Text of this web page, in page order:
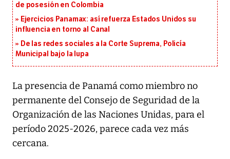
de posesión en Colombia
Ejercicios Panamax: así refuerza Estados Unidos su
influencia en torno al Canal
De las redes sociales a la Corte Suprema, Policía
Municipal bajo la lupa
La presencia de Panamá como miembro no
permanente del Consejo de Seguridad de la
Organización de las Naciones Unidas, para el
período 2025-2026, parece cada vez más
cercana.